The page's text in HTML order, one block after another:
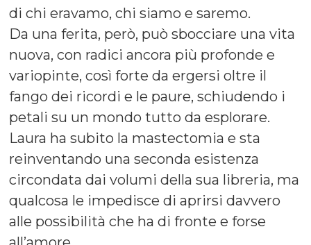
di chi eravamo, chi siamo e saremo.
Da una ferita, però, può sbocciare una vita
nuova, con radici ancora più profonde e
variopinte, così forte da ergersi oltre il
fango dei ricordi e le paure, schiudendo i
petali su un mondo tutto da esplorare.
Laura ha subito la mastectomia e sta
reinventando una seconda esistenza
circondata dai volumi della sua libreria, ma
qualcosa le impedisce di aprirsi davvero
alle possibilità che ha di fronte e forse